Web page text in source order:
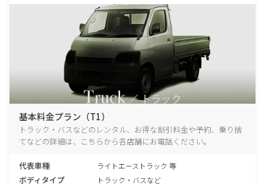
基本料金プラン（T1）
トラック・バスなどのレンタル、お得な割引料金や予約、乗り捨
てなどの詳細は、こちらから各店舗にお電話ください。
代表車種 ライトエーストラック 等
ボディタイプ トラック・バスなど